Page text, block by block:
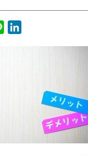
Line